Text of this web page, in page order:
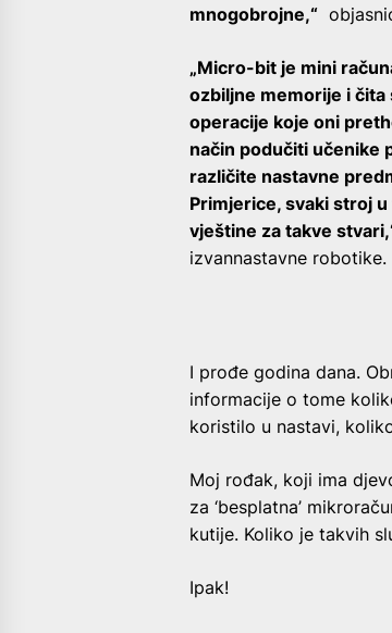
mnogobrojne,“
„Micro-bit je mini
ozbiljne memorije i čita
operacije koje oni
način podučiti učenike
različite nastavne
Primjerice, svaki stroj
vještine za takve
izvannastavne robotike.
I prođe godina dana.
informacije o tome
koristilo u nastavi,
Moj rođak, koji ima
za ‘besplatna’
kutije. Koliko je takvih
Ipak!